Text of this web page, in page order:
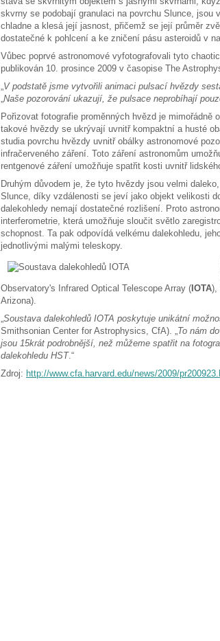
skvrny se podobají granulaci na povrchu Slunce,
chladne a klesá její jasnost, přičemž se její průměr
dostatečné k pohlcení a ke zničení pásu asteroidů v
Vůbec poprvé astronomové vyfotografovali tyto
publikován 10. prosince 2009 v časopise The
„V podstatě jsme vytvořili animaci pulsací hvězdy
„Naše pozorování ukazují, že pulsace neprobíhají
Pořizovat fotografie proměnných hvězd je
takové hvězdy se ukrývají uvnitř kompaktní a husté
studia povrchu hvězdy uvnitř obálky astronomové
infračerveného záření. Toto záření astronomům
rentgenové záření umožňuje spatřit kosti uvnitř
Druhým důvodem je, že tyto hvězdy jsou velmi
Slunce, díky vzdálenosti se jeví jako objekt velikosti
dalekohledy nemají dostatečné rozlišení. Proto
interferometrie, která umožňuje sloučit světlo
schopnost. Ta pak odpovídá velkému dalekohledu,
jednotlivými malými teleskopy.
Observatory's Infrared Optical Telescope Array ( IOTA),
Arizona).
„Soustava dalekohledů IOTA poskytuje unikátní
Smithsonian Center for Astrophysics, CfA). „To nám
jsou 15krát podrobnější, než můžeme spatřit na
dalekohledu HST.“
Zdroj: http://www.cfa.harvard.edu/news/2009/